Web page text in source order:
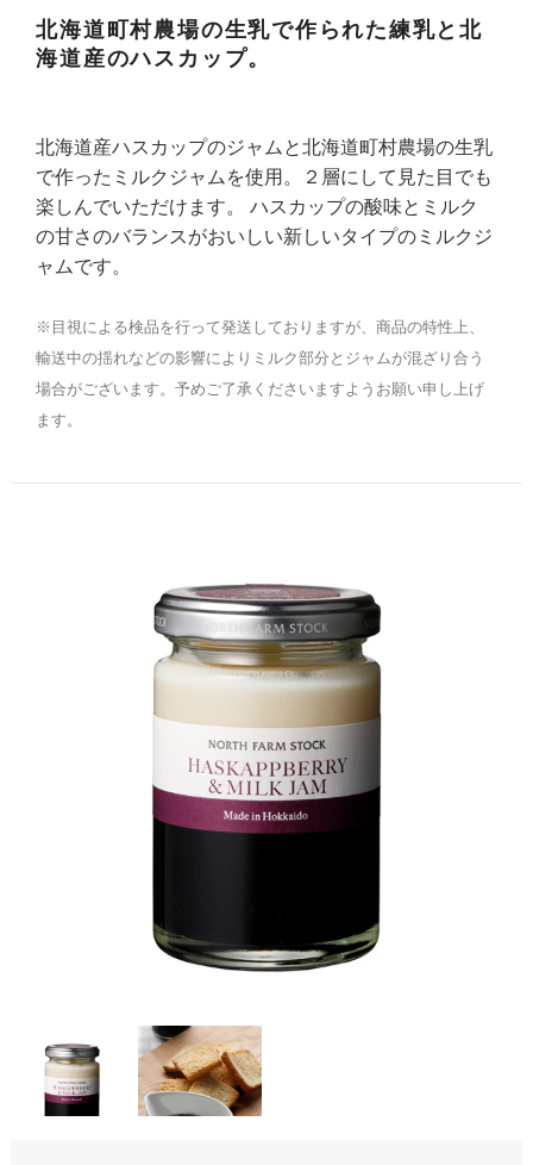
北海道町村農場の生乳で作られた練乳と北
海道産のハスカップ。
北海道産ハスカップのジャムと北海道町村農場の生乳
で作ったミルクジャムを使用。２層にして見た目でも
楽しんでいただけます。 ハスカップの酸味とミルク
の甘さのバランスがおいしい新しいタイプのミルクジ
ャムです。
※目視による検品を行って発送しておりますが、商品の特性上、
輸送中の揺れなどの影響によりミルク部分とジャムが混ざり合う
場合がございます。予めご了承くださいますようお願い申し上げ
ます。